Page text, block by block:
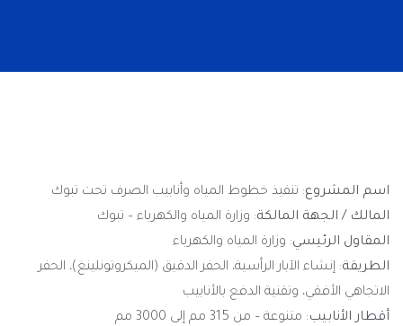
اسم المشروع: تنفيذ خطوط المياه وأنابيب الصرف تحت تبوك
المالك / الجهة المالكة: وزارة المياه والكهرباء – تبوك
المقاول الرئيسي: وزارة المياه والكهرباء
الطريقة: إنشاء الآبار الرأسية، الحفر الدقيق (الميكروتونلينغ)، الحفر
الاتجاهي الأفقي، وتقنية الدفع بالأنابيب
أقطار الأنابيب: متنوعة – من 315 مم إلى 3000 مم